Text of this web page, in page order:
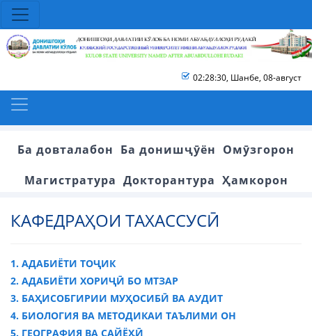
02:28:30, Шанбе, 08-август
Ба довталабон Ба донишҷӯён Омӯзгорон
Магистратура Докторантура Ҳамкорон
КАФЕДРАҲОИ ТАХАССУСӢ
1. АДАБИЁТИ ТОҶИК
2. АДАБИЁТИ ХОРИҶӢ БО МТЗАР
3. БАҲИСОБГИРИИ МУҲОСИБӢ ВА АУДИТ
4. БИОЛОГИЯ ВА МЕТОДИКАИ ТАЪЛИМИ ОН
5. ГЕОГРАФИЯ ВА САЙЁҲӢ